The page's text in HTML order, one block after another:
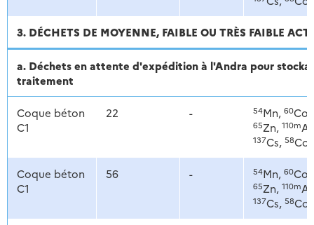
3. DÉCHETS DE MOYENNE, FAIBLE OU TRÈS FAIBLE
a. Déchets en attente d'expédition à l'Andra pour
traitement
Coque béton
C1
22 - 54Mn, 60Co,
65Zn, 110m
137Cs, 58Co
Coque béton
C1
56 - 54Mn, 60Co,
65Zn, 110m
137Cs, 58Co